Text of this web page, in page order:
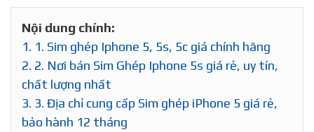
Nội dung chính:
1. 1. Sim ghép Iphone 5, 5s, 5c giá chính hãng
2. 2. Nơi bán Sim Ghép Iphone 5s giá rẻ, uy tín,
chất lượng nhất
3. 3. Địa chỉ cung cấp Sim ghép iPhone 5 giá rẻ,
bảo hành 12 tháng